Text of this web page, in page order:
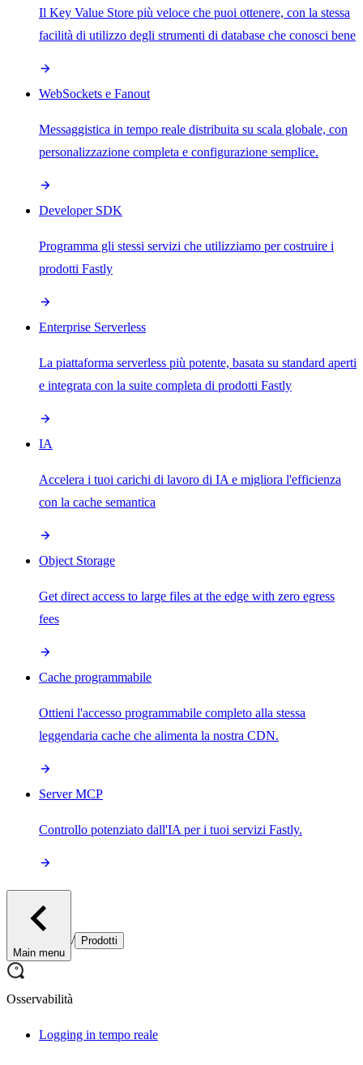
Il Key Value Store più veloce che puoi ottenere, con la stessa
facilità di utilizzo degli strumenti di database che conosci bene
WebSockets e Fanout
Messaggistica in tempo reale distribuita su scala globale, con
personalizzazione completa e configurazione semplice.
Developer SDK
Programma gli stessi servizi che utilizziamo per costruire i
prodotti Fastly
Enterprise Serverless
La piattaforma serverless più potente, basata su standard aperti
e integrata con la suite completa di prodotti Fastly
IA
Accelera i tuoi carichi di lavoro di IA e migliora l'efficienza
con la cache semantica
Object Storage
Get direct access to large files at the edge with zero egress
fees
Cache programmabile
Ottieni l'accesso programmabile completo alla stessa
leggendaria cache che alimenta la nostra CDN.
Server MCP
Controllo potenziato dall'IA per i tuoi servizi Fastly.
Main menu
/ Prodotti
Osservabilità
Logging in tempo reale